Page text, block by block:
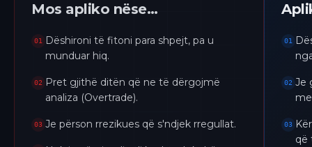
Mos apliko nëse…
01
Dëshironi të fitoni para shpejt, pa u
munduar hiq.
02
Pret gjithë ditën që ne të dërgojmë
analiza (Overtrade).
03 Je përson rrezikues që s'ndjek rregullat.
01
02 Je
03
që